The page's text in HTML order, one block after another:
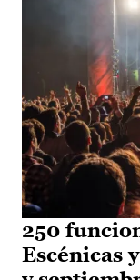
250
Escénicas